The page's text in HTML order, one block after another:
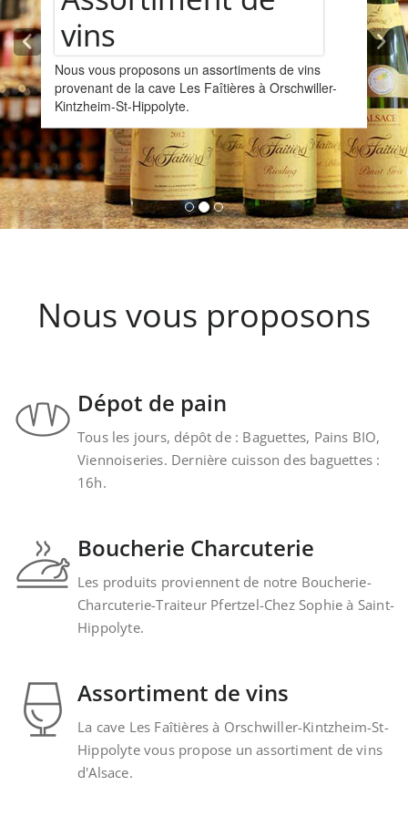
vins
Nous vous proposons un assortiments de vins
provenant de la cave Les Faîtières à Orschwiller-
Kintzheim-St-Hippolyte.
Nous vous proposons
Dépot de pain
Tous les jours, dépôt de : Baguettes, Pains BIO,
Viennoiseries. Dernière cuisson des baguettes :
16h.
Boucherie Charcuterie
Les produits proviennent de notre Boucherie-
Charcuterie-Traiteur Pfertzel-Chez Sophie à Saint-
Hippolyte.
Assortiment de vins
La cave Les Faîtières à Orschwiller-Kintzheim-St-
Hippolyte vous propose un assortiment de vins
d'Alsace.